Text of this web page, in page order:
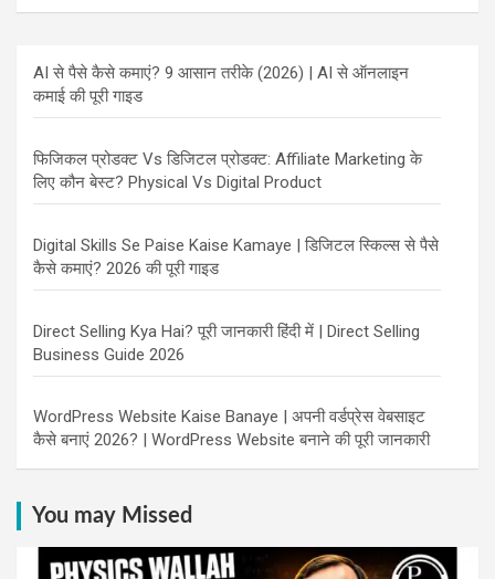
AI से पैसे कैसे कमाएं? 9 आसान तरीके (2026) | AI से ऑनलाइन
कमाई की पूरी गाइड
फिजिकल प्रोडक्ट Vs डिजिटल प्रोडक्ट: Affiliate Marketing के
लिए कौन बेस्ट? Physical Vs Digital Product
Digital Skills Se Paise Kaise Kamaye | डिजिटल स्किल्स से पैसे
कैसे कमाएं? 2026 की पूरी गाइड
Direct Selling Kya Hai? पूरी जानकारी हिंदी में | Direct Selling
Business Guide 2026
WordPress Website Kaise Banaye | अपनी वर्डप्रेस वेबसाइट
कैसे बनाएं 2026? | WordPress Website बनाने की पूरी जानकारी
You may Missed